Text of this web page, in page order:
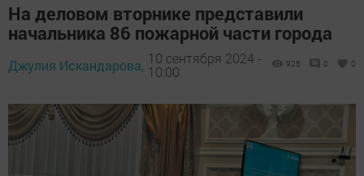
На деловом вторнике представили
начальника 86 пожарной части города
Джулия Искандарова, 10 сентября 2024 -
10:00
926 0 0